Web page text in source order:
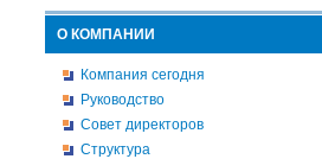
О КОМПАНИИ
Компания сегодня
Руководство
Совет директоров
Структура